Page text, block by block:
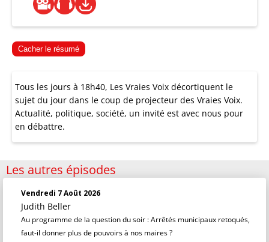
Cacher le résumé
Tous les jours à 18h40, Les Vraies Voix décortiquent le
sujet du jour dans le coup de projecteur des Vraies Voix.
Actualité, politique, société, un invité est avec nous pour
en débattre.
Les autres épisodes
Vendredi 7 Août 2026
Judith Beller
Au programme de la question du soir : Arrêtés municipaux retoqués,
faut-il donner plus de pouvoirs à nos maires ?